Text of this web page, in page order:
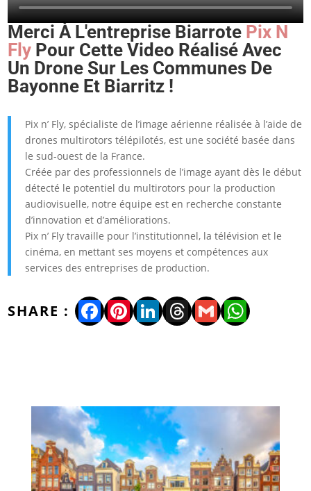
Merci À L'entreprise Biarrote Pix N
Fly Pour Cette Video Réalisé Avec
Un Drone Sur Les Communes De
Bayonne Et Biarritz !
Pix n’ Fly, spécialiste de l’image aérienne réalisée à l’aide de
drones multirotors télépilotés, est une société basée dans
le sud-ouest de la France.
Créée par des professionnels de l’image ayant dès le début
détecté le potentiel du multirotors pour la production
audiovisuelle, notre équipe est en recherche constante
d’innovation et d’améliorations.
Pix n’ Fly travaille pour l’institutionnel, la télévision et le
cinéma, en mettant ses moyens et compétences aux
services des entreprises de production.
Facebook
Pinterest
LinkedIn
Threads
Gmail